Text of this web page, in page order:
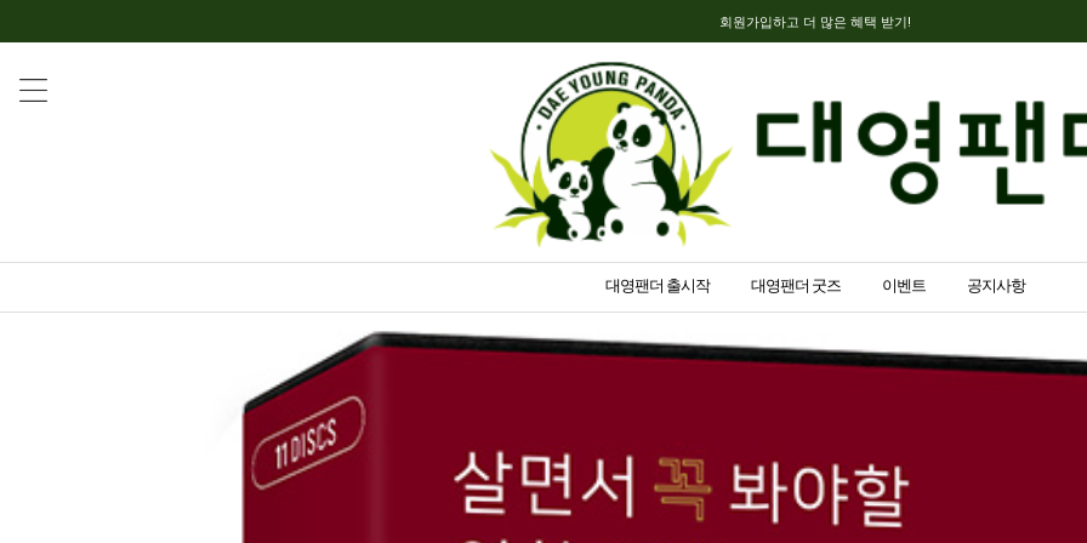
회원가입하고 더 많은 혜택 받기!
대영팬더 출시작 대영팬더 굿즈 이벤트 공지사항